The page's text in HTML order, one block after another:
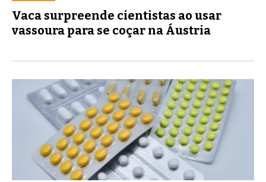
Vaca surpreende cientistas ao usar
vassoura para se coçar na Áustria